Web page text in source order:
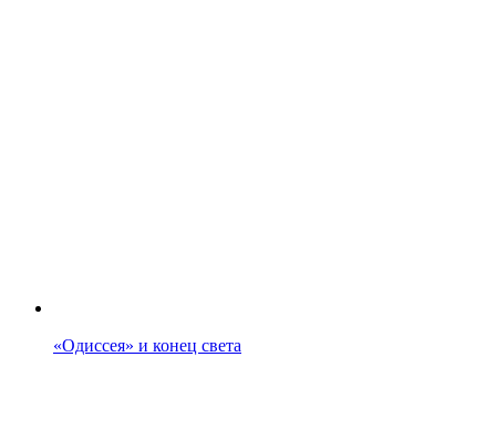
«Одиссея» и конец света